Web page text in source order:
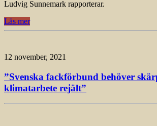
Ludvig Sunnemark rapporterar.
Läs mer
12 november, 2021
”Svenska fackförbund behöver
klimatarbete rejält”